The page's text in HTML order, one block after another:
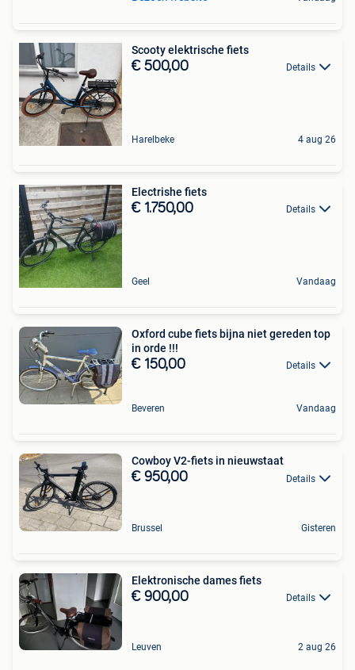
Scooty elektrische fiets
€ 500,00 Details
Harelbeke 4 aug 26
Electrishe fiets
€ 1.750,00 Details
Geel Vandaag
Oxford cube fiets bijna niet gereden top
in orde !!!
€ 150,00 Details
Beveren Vandaag
Cowboy V2-fiets in nieuwstaat
€ 950,00 Details
Brussel Gisteren
Elektronische dames fiets
€ 900,00 Details
Leuven 2 aug 26